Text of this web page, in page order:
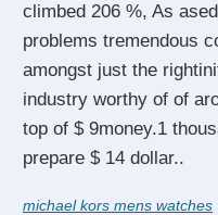
climbed 206 %, As
problems tremendous
amongst just the
industry worthy of of
top of $ 9money.1
prepare $ 14 dollar..
michael kors mens watches